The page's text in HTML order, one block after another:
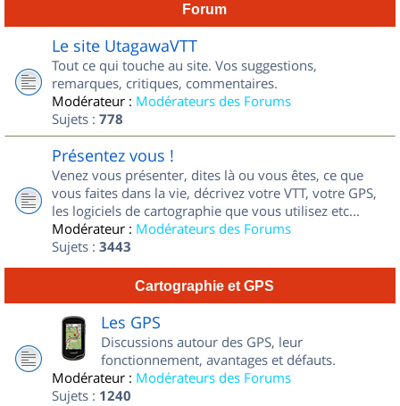
Forum
Le site UtagawaVTT
Tout ce qui touche au site. Vos suggestions,
remarques, critiques, commentaires.
Modérateur : Modérateurs des Forums
Sujets : 778
Présentez vous !
Venez vous présenter, dites là ou vous êtes, ce que
vous faites dans la vie, décrivez votre VTT, votre GPS,
les logiciels de cartographie que vous utilisez etc...
Modérateur : Modérateurs des Forums
Sujets : 3443
Cartographie et GPS
Les GPS
Discussions autour des GPS, leur
fonctionnement, avantages et défauts.
Modérateur : Modérateurs des Forums
Sujets : 1240